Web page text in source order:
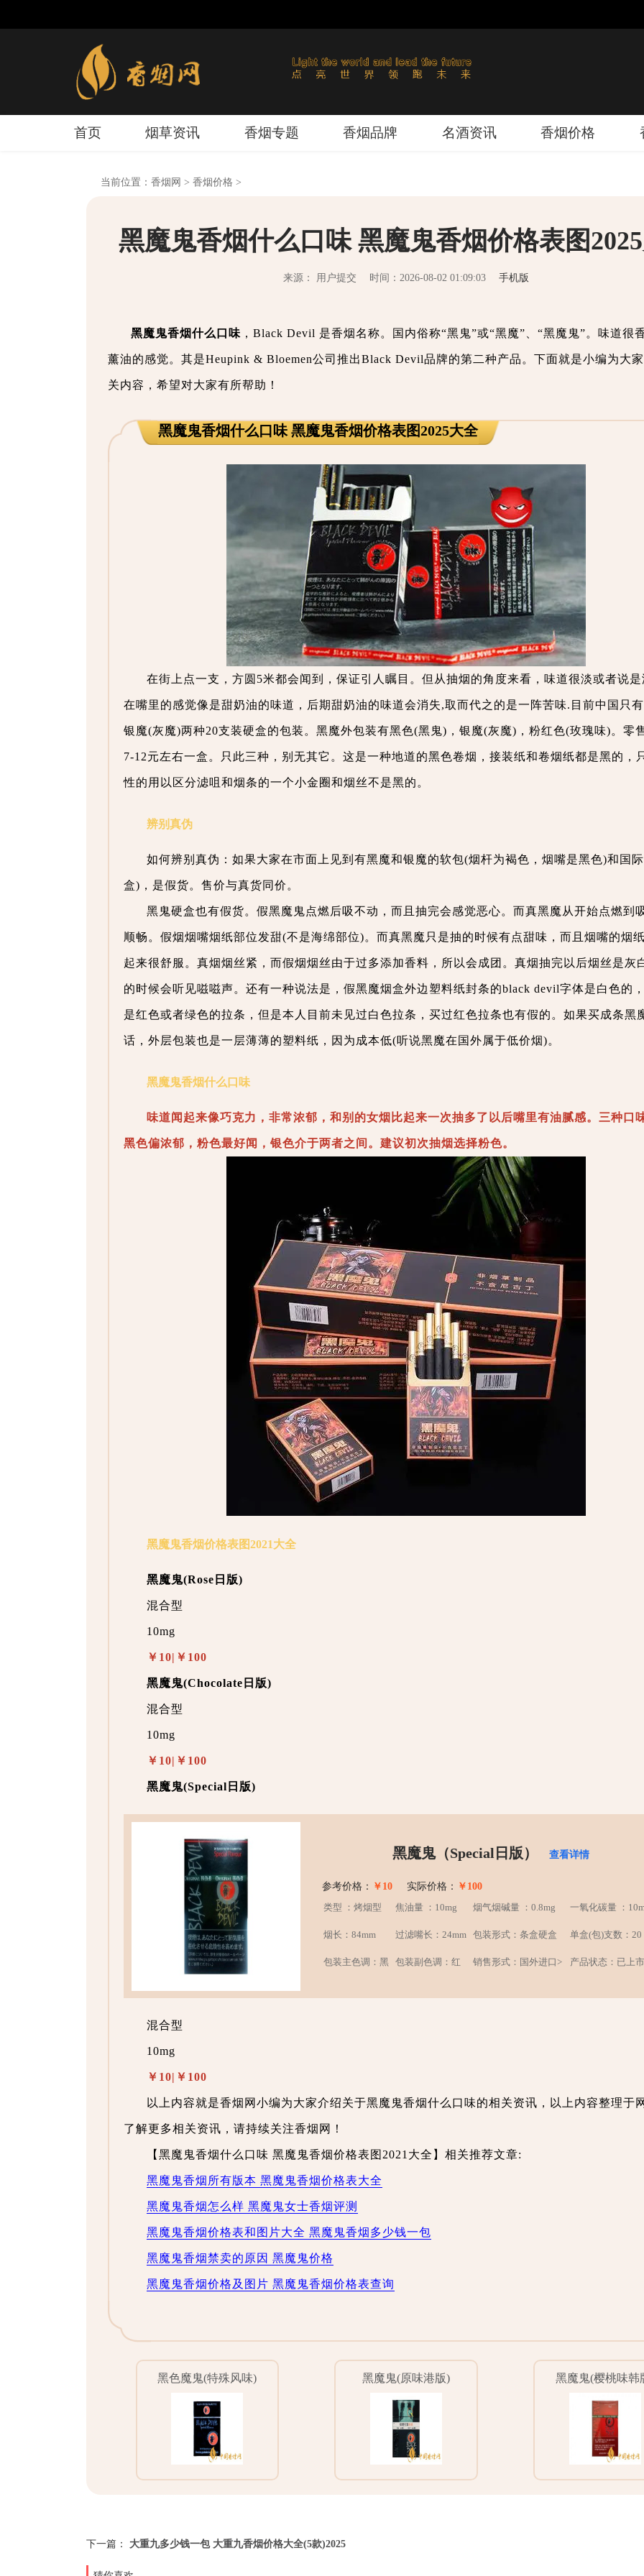
首页 烟草资讯 香烟专题 香烟品牌 名酒资讯 香烟价格
当前位置： 香烟网 > 香烟价格 >
黑魔鬼香烟什么口味 黑魔鬼香烟价格表图
来源： 用户提交 时间：2026-08-02 01:09:03 手机版
黑魔鬼香烟什么口味 ，Black Devil 是香烟名称。国内俗称“黑鬼”或“黑魔”、“黑魔鬼”。味道很
薰油的感觉。其是Heupink & Bloemen公司推出Black Devil品牌的第二种产品。下面就是小编为大
关内容，希望对大家有所帮助！
黑魔鬼香烟什么口味 黑魔鬼香烟价格表图2025大全
在街上点一支，方圆5米都会闻到，保证引人瞩目。但从抽烟的角度来看，味道很淡或者说
在嘴里的感觉像是甜奶油的味道，后期甜奶油的味道会消失,取而代之的是一阵苦味.目前中国只
银魔(灰魔)两种20支装硬盒的包装。黑魔外包装有黑色(黑鬼)，银魔(灰魔)，粉红色(玫瑰味)。零
7-12元左右一盒。只此三种，别无其它。这是一种地道的黑色卷烟，接装纸和卷烟纸都是黑的，
性的用以区分滤咀和烟条的一个小金圈和烟丝不是黑的。
辨别真伪
如何辨别真伪：如果大家在市面上见到有黑魔和银魔的软包(烟杆为褐色，烟嘴是黑色)和国
盒)，是假货。售价与真货同价。
黑鬼硬盒也有假货。假黑魔鬼点燃后吸不动，而且抽完会感觉恶心。而真黑魔从开始点燃到
顺畅。假烟烟嘴烟纸部位发甜(不是海绵部位)。而真黑魔只是抽的时候有点甜味，而且烟嘴的烟
起来很舒服。真烟烟丝紧，而假烟烟丝由于过多添加香料，所以会成团。真烟抽完以后烟丝是灰
的时候会听见嗞嗞声。还有一种说法是，假黑魔烟盒外边塑料纸封条的black devil字体是白色的
是红色或者绿色的拉条，但是本人目前未见过白色拉条，买过红色拉条也有假的。如果买成条黑
话，外层包装也是一层薄薄的塑料纸，因为成本低(听说黑魔在国外属于低价烟)。
黑魔鬼香烟什么口味
味道闻起来像巧克力，非常浓郁，和别的女烟比起来一次抽多了以后嘴里有油腻感。三种口
黑色偏浓郁，粉色最好闻，银色介于两者之间。建议初次抽烟选择粉色。
黑魔鬼香烟价格表图2021大全
黑魔鬼(Rose日版)
混合型
10mg
￥10|￥100
黑魔鬼(Chocolate日版)
混合型
10mg
￥10|￥100
黑魔鬼(Special日版)
黑魔鬼（Special日版） 查看详情
参考价格： ￥10 实际价格： ￥100
类型 ：烤烟型
焦油量 ：10mg 烟气烟碱量 ：0.8mg 一氧化碳量 ：
烟长：84mm 过滤嘴长：24mm 包装形式：条盒硬盒 单盒(包)支数：20
包装主色调：黑 包装副色调：红 销售形式：国外进口> 产品状态：已上市
混合型
10mg
￥10|￥100
以上内容就是香烟网小编为大家介绍关于黑魔鬼香烟什么口味的相关资讯，以上内容整理于
了解更多相关资讯，请持续关注香烟网！
【黑魔鬼香烟什么口味 黑魔鬼香烟价格表图2021大全】相关推荐文章:
黑魔鬼香烟所有版本 黑魔鬼香烟价格表大全
黑魔鬼香烟怎么样 黑魔鬼女士香烟评测
黑魔鬼香烟价格表和图片大全 黑魔鬼香烟多少钱一包
黑魔鬼香烟禁卖的原因 黑魔鬼价格
黑魔鬼香烟价格及图片 黑魔鬼香烟价格表查询
黑色魔鬼(特殊风味) 黑魔鬼(原味港版) 黑魔鬼(樱桃味韩
下一篇： 大重九多少钱一包 大重九香烟价格大全(5款)2025